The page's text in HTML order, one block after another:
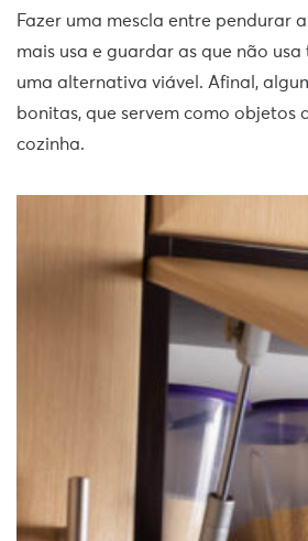
Fazer uma mescla entre pendurar
mais usa e guardar as que não
uma alternativa viável. Afinal,
bonitas, que servem como objetos
cozinha.